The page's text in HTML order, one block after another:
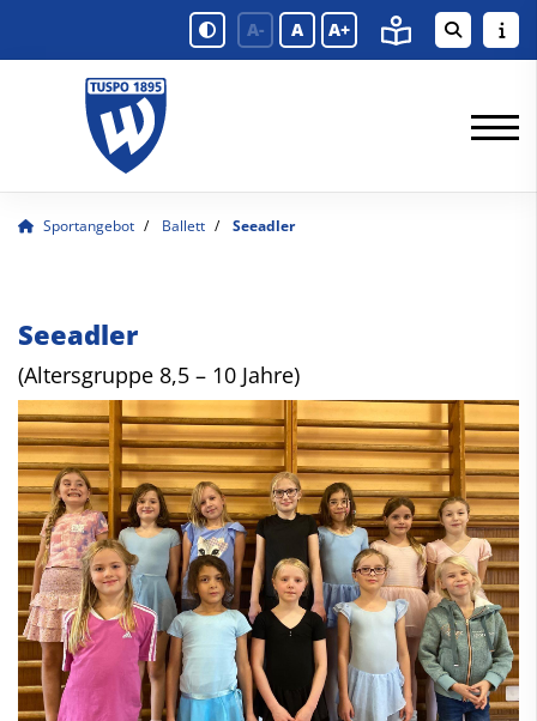
A- A A+
Sportangebot Ballett Seeadler
Seeadler
(Altersgruppe 8,5 – 10 Jahre)